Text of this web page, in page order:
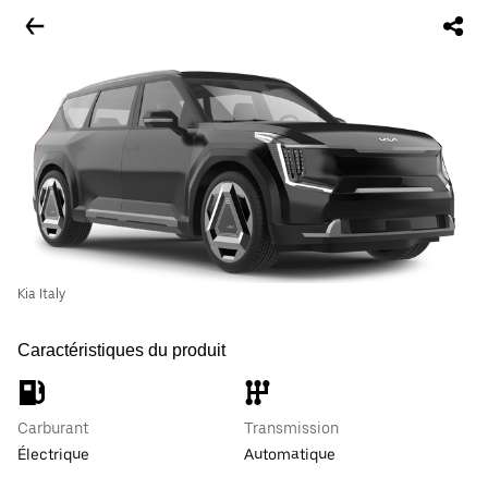
Kia Italy
Caractéristiques du produit
Carburant
Électrique
Transmission
Automatique